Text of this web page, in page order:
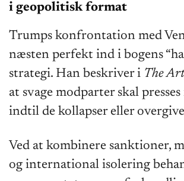
i geopolitisk format
Trumps konfrontation med
næsten perfekt ind i bogens
strategi. Han beskriver i The
at svage modparter skal
indtil de kollapser eller
Ved at kombinere sanktioner,
og international isolering